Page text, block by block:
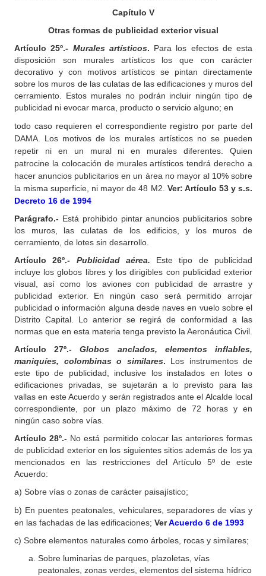
Capítulo V
Otras formas de publicidad exterior visual
Artículo 25º.- Murales artísticos. Para los efectos de esta
disposición son murales artísticos los que con carácter
decorativo y con motivos artísticos se pintan directamente
sobre los muros de las culatas de las edificaciones y muros del
cerramiento. Estos murales no podrán incluir ningún tipo de
publicidad ni evocar marca, producto o servicio alguno; en
todo caso requieren el correspondiente registro por parte del
DAMA. Los motivos de los murales artísticos no se pueden
repetir ni en un mural ni en murales diferentes. Quien
patrocine la colocación de murales artísticos tendrá derecho a
hacer anuncios publicitarios en un área no mayor al 10% sobre
la misma superficie, ni mayor de 48 M2. Ver: Artículo 53 y s.s.
Decreto 16 de 1994
Parágrafo.- Está prohibido pintar anuncios publicitarios sobre
los muros, las culatas de los edificios, y los muros de
cerramiento, de lotes sin desarrollo.
Artículo 26º.- Publicidad aérea. Este tipo de publicidad
incluye los globos libres y los dirigibles con publicidad exterior
visual, así como los aviones con publicidad de arrastre y
publicidad exterior. En ningún caso será permitido arrojar
publicidad o información alguna desde naves en vuelo sobre el
Distrito Capital. Lo anterior se regirá de conformidad a las
normas que en esta materia tenga previsto la Aeronáutica Civil.
Artículo 27º.-Globos anclados, elementos inflables,
maniquíes, colombinas o similares. Los instrumentos de
este tipo de publicidad, inclusive los instalados en lotes o
edificaciones privadas, se sujetarán a lo previsto para las
vallas en este Acuerdo y serán registrados ante el Alcalde local
correspondiente, por un plazo máximo de 72 horas y en
ningún caso sobre vías.
Artículo 28º.- No está permitido colocar las anteriores formas
de publicidad exterior en los siguientes sitios además de los ya
mencionados en las restricciones del Artículo 5º de este
Acuerdo:
a) Sobre vías o zonas de carácter paisajístico;
b) En puentes peatonales, vehiculares, separadores de vías y
en las fachadas de las edificaciones; VerAcuerdo 6 de 1993
c) Sobre elementos naturales como árboles, rocas y similares;
Sobre luminarias de parques, plazoletas, vías
peatonales, zonas verdes, elementos del sistema hídrico